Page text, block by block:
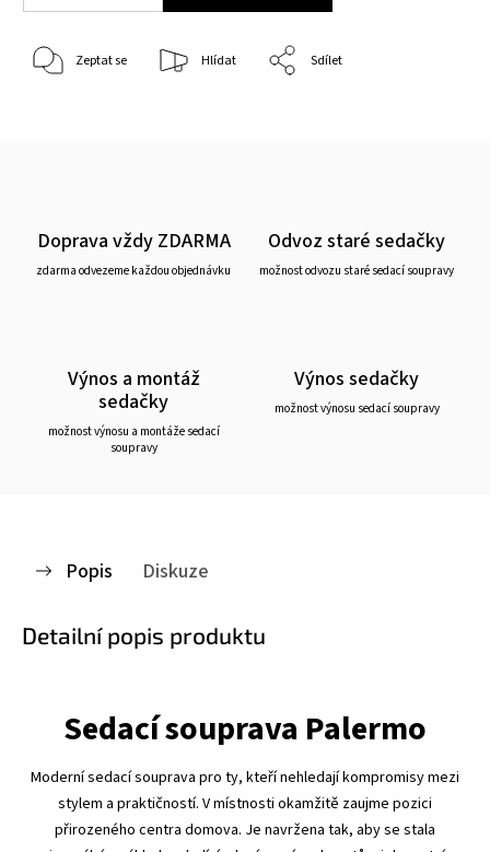
Zeptat se Hlídat Sdílet
Doprava vždy ZDARMA
zdarma odvezeme každou objednávku
Odvoz staré sedačky
možnost odvozu staré sedací soupravy
Výnos a montáž
sedačky
možnost výnosu a montáže sedací
soupravy
Výnos sedačky
možnost výnosu sedací soupravy
Popis Diskuze
Detailní popis produktu
Sedací souprava Palermo
Moderní sedací souprava pro ty, kteří nehledají kompromisy mezi
stylem a praktičností. V místnosti okamžitě zaujme pozici
přirozeného centra domova. Je navržena tak, aby se stala